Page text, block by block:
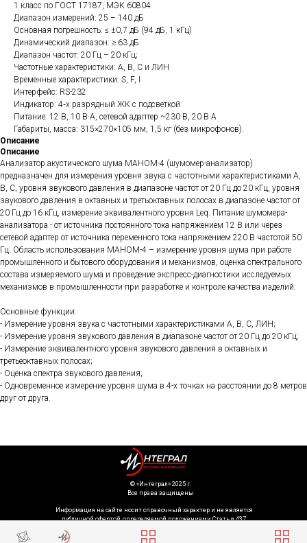
1 класс по ГОСТ 17187, МЭК 60804
Диапазон измерений: 25 – 140 дБ
Основная погрешность: ≤ ±0,7 дБ (94 дБ, 1 кГц)
Динамический диапазон: ≥ 63 дБ
Диапазон частот: 20 Гц – 20 кГц;
Частотные характеристики: А, В, С и ЛИН
Временные характеристики: S, F, I
Интерфейс: RS-232
Индикатор: 4‑х разрядный ЖК с подсветкой
Питание: 12 В, 10 В·А, сетевой адаптер ~230 В, 20 В·А
Габариты, масса: 315×270×105 мм, 1,5 кг (без микрофонов).
Описание
Описание
Анализатор акустического шума МАНОМ-4 (шумомер-анализатор)
предназначен для измерения уровня звука с частотными характеристиками А,
В, С, уровня звукового давления в диапазоне частот от 20 Гц до 20 кГц, уровня
звукового давления в октавных и третьоктавных полосах в диапазоне частот от
20 Гц до 16 кГц, измерение эквивалентного уровня Leq. Питание шумомера-
анализатора - от источника постоянного тока напряжением 12 В или через
сетевой адаптер от источника переменного тока напряжением 220 В частотой 50
Гц. Область использования МАНОМ-4 – измерение уровня шума при работе
промышленного и бытового оборудования и механизмов, оценка спектрального
состава измеряемого шума и проведение экспресс-диагностики исследуемых
механизмов в промышленности при разработке и контроле качества изделий.
Основные функции:
- Измерение уровня звука с частотными характеристиками A, B, С, ЛИН;
- Измерение уровня звукового давления в диапазоне частот от 20 Гц до 20 кГц;
- Измерение эквивалентного уровня звукового давления в октавных и
третьеоктавных полосах;
- Оценка спектра звукового давления;
- Одновременное измерение уровня шума в 4-х точках на расстоянии до 8 метров
друг от друга.
Информация на сайте носит справочный характер и не является
публичной офертой, определяемой положениями Статьи 437
(спецификация) и комплект поставки товара могут быть изменены
©️ «Интеграл» 2025 г.
Все права защищены